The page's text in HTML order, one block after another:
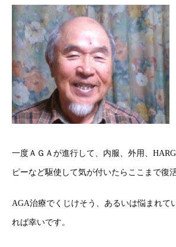
一度ＡＧＡが進行して、内服、外用、
ピーなど駆使して気が付いたらここまで復
AGA治療でくじけそう、あるいは悩まれて
れば幸いです。